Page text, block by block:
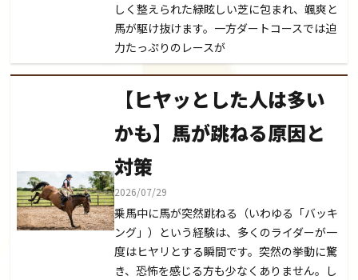
しく整えられた緑眩しい芝に包まれ、颯爽と
馬が駆け抜けます。一方ダートコースでは迫
力たっぷりのレースが
【ヒヤッとした人は多い
かも】馬が跳ねる原因と
対策
2026/07/29
乗馬中に馬が突然跳ねる（いわゆる「バッキ
ング」）という経験は、多くのライダーが一
度はヒヤリとする瞬間です。突然の挙動に驚
き、恐怖を感じる方も少なくありません。し